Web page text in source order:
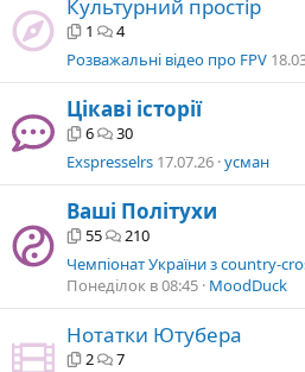
Культурний простір
1
4
Розважальні відео про FPV
Цікаві історії
6
30
Exspresselrs 17.07.26 усман
Ваші Політухи
55
210
Чемпіонат України з country-
Понеділок в 08:45 MoodDuck
Нотатки Ютубера
2
7